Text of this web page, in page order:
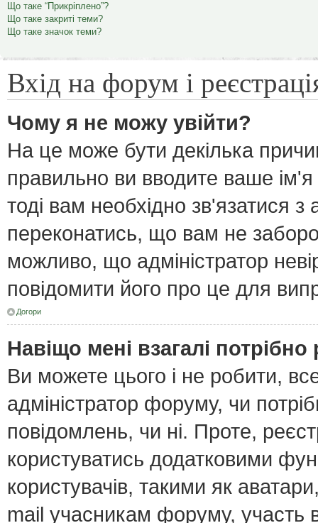
Що таке “Прикріплено”?
Що таке закриті теми?
Що таке значок теми?
Вхід на форум і
Чому я не можу увійти?
На це може бути декілька
правильно ви вводите ваше
тоді вам необхідно зв'язатися
переконатись, що вам не
можливо, що адміністратор
повідомити його про це для
Догори
Навіщо мені взагалі
Ви можете цього і не робити,
адміністратор форуму, чи
повідомлень, чи ні. Проте,
користуватись додатковими
користувачів, такими як
mail учасникам форуму, участь